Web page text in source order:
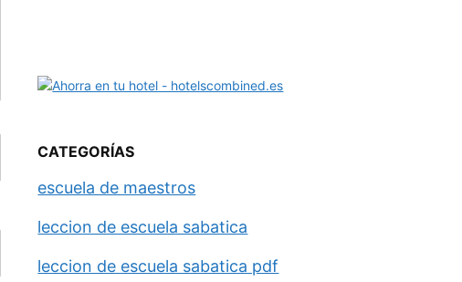
CATEGORÍAS
escuela de maestros
leccion de escuela sabatica
leccion de escuela sabatica pdf